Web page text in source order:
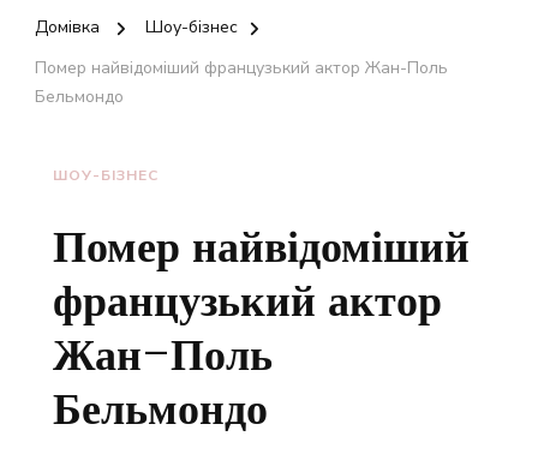
Домівка
Шоу-бізнес
Помер найвідоміший французький актор Жан-Поль
Бельмондо
ШОУ-БІЗНЕС
Помер найвідоміший
французький актор
Жан-Поль
Бельмондо